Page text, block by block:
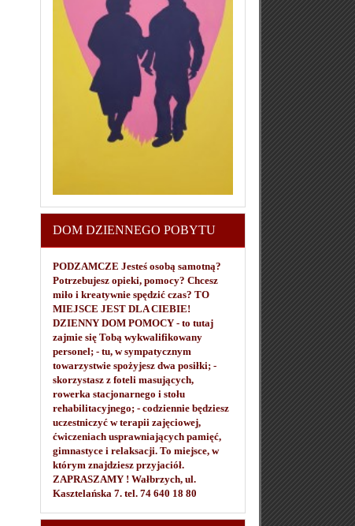
DOM DZIENNEGO POBYTU
PODZAMCZE Jesteś osobą samotną?
Potrzebujesz opieki, pomocy? Chcesz
miło i kreatywnie spędzić czas? TO
MIEJSCE JEST DLA CIEBIE!
DZIENNY DOM POMOCY - to tutaj
zajmie się Tobą wykwalifikowany
personel; - tu, w sympatycznym
towarzystwie spożyjesz dwa posiłki; -
skorzystasz z foteli masujących,
rowerka stacjonarnego i stołu
rehabilitacyjnego; - codziennie będziesz
uczestniczyć w terapii zajęciowej,
ćwiczeniach usprawniających pamięć,
gimnastyce i relaksacji. To miejsce, w
którym znajdziesz przyjaciół.
ZAPRASZAMY ! Wałbrzych, ul.
Kasztelańska 7. tel. 74 640 18 80